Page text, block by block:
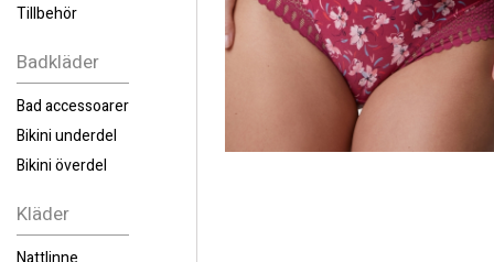
Tillbehör
Badkläder
Bad accessoarer
Bikini underdel
Bikini överdel
Kläder